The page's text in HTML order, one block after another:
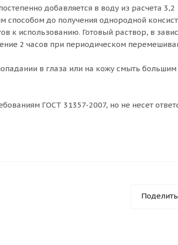
добавляется в воду из расчета 3,2
способом до получения однородной
к использованию. Готовый раствор, в
2 часов при периодическом
в глаза или на кожу смыть большим
ГОСТ 31357-2007, но не несет